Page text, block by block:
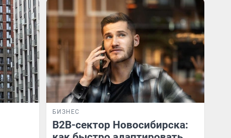
БИЗНЕС
B2B-сектор Новосибирска: